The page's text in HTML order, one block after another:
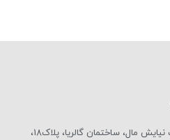
آدرس : جنت آباد مرکزی، جنب نیایش مال، ساختمان گالریا، پلاک18،